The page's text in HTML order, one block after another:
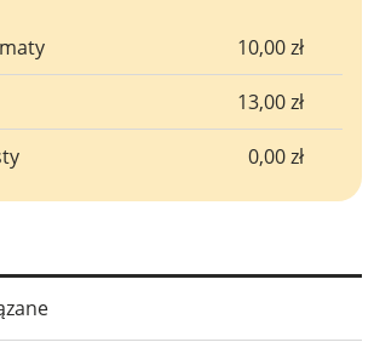
10,00 zł
13,00 zł
0,00 zł